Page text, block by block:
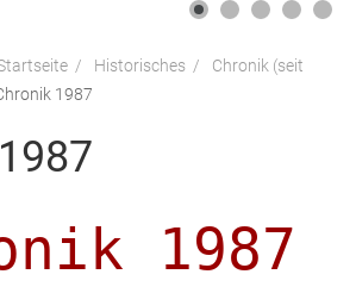
Historisches
Chronik (seit
1987
1987